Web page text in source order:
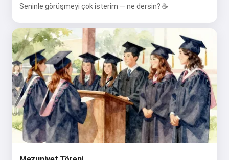
Seninle görüşmeyi çok isterim — ne dersin? ☕